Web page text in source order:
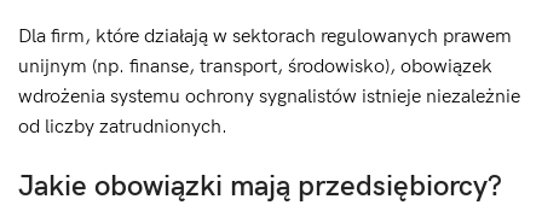
Dla firm, które działają w sektorach regulowanych prawem
unijnym (np. finanse, transport, środowisko), obowiązek
wdrożenia systemu ochrony sygnalistów istnieje niezależnie
od liczby zatrudnionych.
Jakie obowiązki mają przedsiębiorcy?